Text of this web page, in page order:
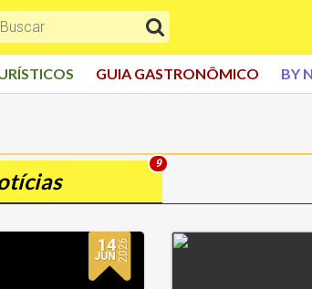
GUIA GASTRONÔMICO BY
9
14
JUN2026